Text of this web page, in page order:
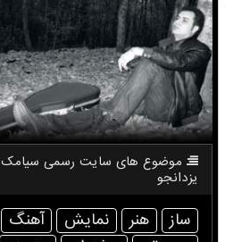
موضوع های سایت رسمی سیامك
یزدانجو
ساز هنر نمایش
آهنگ